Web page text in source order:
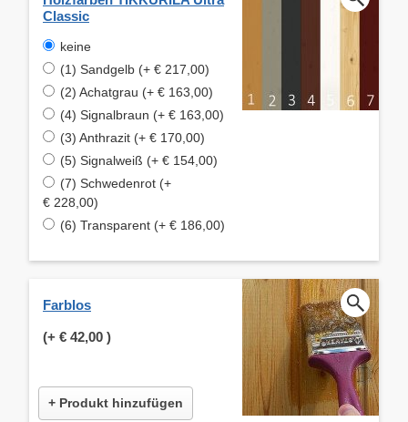
Classic
keine
(1) Sandgelb (+ € 217,00)
(2) Achatgrau (+ € 163,00)
(4) Signalbraun (+ € 163,00)
(3) Anthrazit (+ € 170,00)
(5) Signalweiß (+ € 154,00)
(7) Schwedenrot (+
€ 228,00)
(6) Transparent (+ € 186,00)
Farblos
(+ € 42,00 )
+ Produkt hinzufügen